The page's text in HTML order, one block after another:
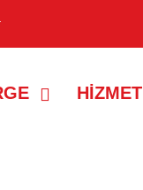
HİZMET